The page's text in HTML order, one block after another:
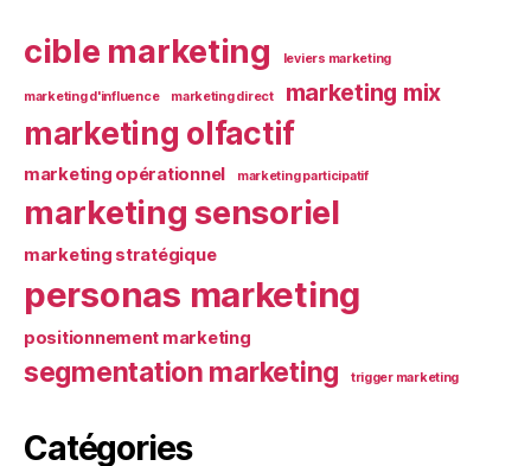
cible marketing leviers marketing
marketing d'influence marketing direct marketing mix
marketing olfactif
marketing opérationnel marketing participatif
marketing sensoriel
marketing stratégique
personas marketing
positionnement marketing
segmentation marketing trigger marketing
Catégories